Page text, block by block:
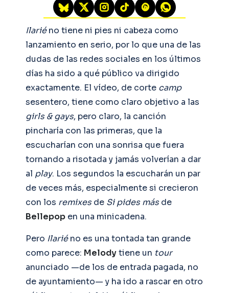
Ilariéno tiene ni pies ni cabeza como
lanzamiento en serio, por lo que una de las
dudas de las redes sociales en los últimos
días ha sido a qué público va dirigido
exactamente. El vídeo, de corte camp
sesentero, tiene como claro objetivo a las
girls & gays, pero claro, la canción
pincharía con las primeras, que la
escucharían con una sonrisa que fuera
tornando a risotada y jamás volverían a dar
al play. Los segundos la escucharán un par
de veces más, especialmente si crecieron
con los remixesde Si pides másde
Bellepop en una minicadena.
Pero Ilariéno es una tontada tan grande
como parece: Melodytiene un tour
anunciado —de los de entrada pagada, no
de ayuntamiento— y ha ido a rascar en otro